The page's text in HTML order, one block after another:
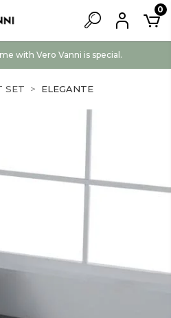
with Vero Vanni is special.
0
SET ELEGANTE